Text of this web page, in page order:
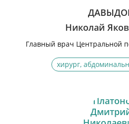
Николай
Главный врач Центральной
хирург,